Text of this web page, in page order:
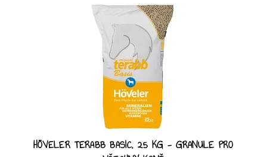
HÖVELER TERABB BASIC, 25 KG - GRANULE PRO